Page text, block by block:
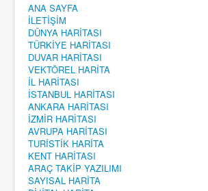
ANA SAYFA
İLETİŞİM
DÜNYA HARİTASI
TÜRKİYE HARİTASI
DUVAR HARİTASI
VEKTÖREL HARİTA
İL HARİTASI
İSTANBUL HARİTASI
ANKARA HARİTASI
İZMİR HARİTASI
AVRUPA HARİTASI
TURİSTİK HARİTA
KENT HARİTASI
ARAÇ TAKİP YAZILIMI
SAYISAL HARİTA